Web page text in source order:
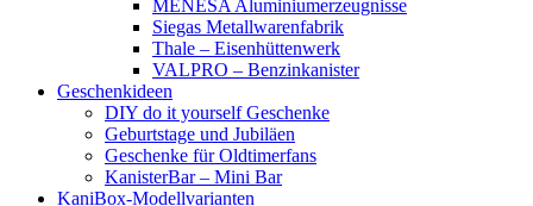
MENESA Aluminiumerzeugnisse
Siegas Metallwarenfabrik
Thale – Eisenhüttenwerk
VALPRO – Benzinkanister
Geschenkideen
DIY do it yourself Geschenke
Geburtstage und Jubiläen
Geschenke für Oldtimerfans
KanisterBar – Mini Bar
KaniBox-Modellvarianten